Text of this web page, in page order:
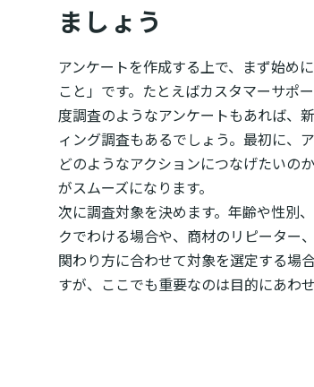
ましょう
アンケートを作成する上で、まず始め
こと」です。たとえばカスタマーサポ
度調査のようなアンケートもあれば、
ィング調査もあるでしょう。最初に、
どのようなアクションにつなげたいの
がスムーズになります。
次に調査対象を決めます。年齢や性別
クでわける場合や、商材のリピーター
関わり方に合わせて対象を選定する場
すが、ここでも重要なのは目的にあわ